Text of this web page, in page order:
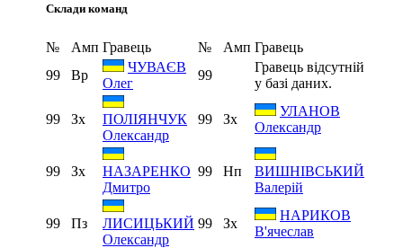
Склади команд
№ Амп Гравець № Амп Гравець
99
Вр
ЧУВАЄВ
Олег
99
Гравець відсутній
у базі даних.
99 Зх
ПОЛІЯНЧУК
Олександр
99 Зх
УЛАНОВ
Олександр
99 Зх
НАЗАРЕНКО
Дмитро
99 Нп
ВИШНІВСЬКИЙ
Валерій
99 Пз
ЛИСИЦЬКИЙ
Олександр
99 Зх
НАРИКОВ
В'ячеслав